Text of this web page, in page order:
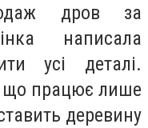
дров за
написала
усі деталі.
що працює лише
деревину